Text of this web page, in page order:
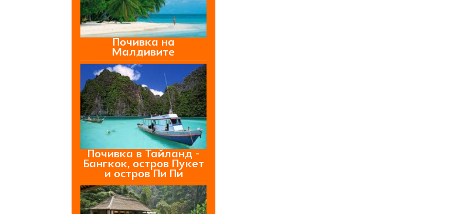
Почивка на
Малдивите
Почивка в Тайланд -
Бангкок, остров Пукет
и остров Пи Пи